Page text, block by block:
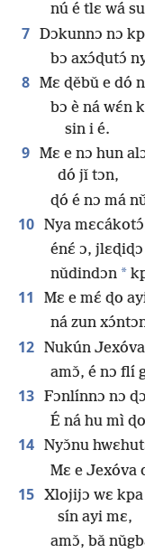
nú é tlɛ wá
7 Dɔkunnɔ nɔ
bɔ axɔ́ɖutɔ́
8 Mɛ ɖěbǔ e dó
bɔ è ná wɛ́n
sin i é.
9 Mɛ e nɔ hun
dó jǐ tɔn,
ɖó é nɔ má
10 Nya
énɛ́ ɔ,
nǔdindɔn *
11
Mɛ e mɛ́ ɖo
ná zun
12 Nukún
amɔ̌, é nɔ flí
13 Fɔnlínnɔ nɔ
É ná hu mì
14 Nyɔ̌nu
Mɛ e Jexóva
15 Xlojijɔ wɛ
sín ayi mɛ,
amɔ̌, bǎ